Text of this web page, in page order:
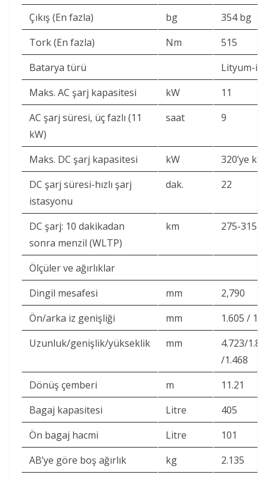
Çıkış (En fazla)
bg
354 bg
Tork (En fazla)
Nm
515
Batarya türü
Lityum-
Maks. AC şarj kapasitesi
kW
11
AC şarj süresi, üç fazlı (11
kW)
saat 9
Maks. DC şarj kapasitesi kW
320’ye
DC şarj süresi-hızlı şarj
istasyonu
dak. 22
DC şarj: 10 dakikadan
sonra menzil (WLTP)
km 275-315
Ölçüler ve ağırlıklar
Dingil mesafesi
mm
2,790
Ön/arka iz genişliği
mm
1.605 /
Uzunluk/genişlik/yükseklik
mm
4.723/
/1.468
Dönüş çemberi
m
11.21
Bagaj kapasitesi
Litre
405
Ön bagaj hacmi
Litre
101
AB’ye göre boş ağırlık
kg
2.135